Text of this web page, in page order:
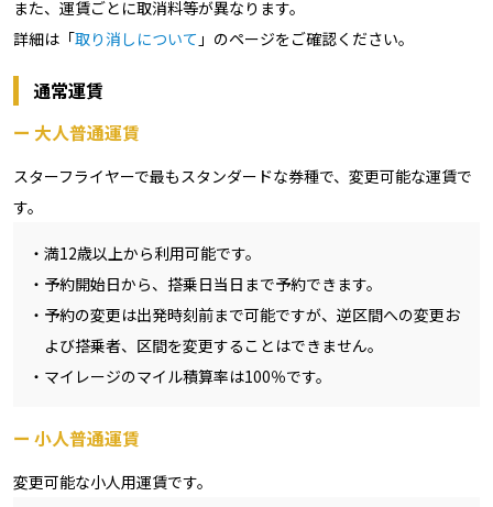
また、運賃ごとに取消料等が異なります。
詳細は「取り消しについて 」のページをご確認ください。
通常運賃
大人普通運賃
スターフライヤーで最もスタンダードな券種で、変更可能な運賃で
す。
満12歳以上から利用可能です。
予約開始日から、搭乗日当日まで予約できます。
予約の変更は出発時刻前まで可能ですが、逆区間への変更お
よび搭乗者、区間を変更することはできません。
マイレージのマイル積算率は100％です。
小人普通運賃
変更可能な小人用運賃です。